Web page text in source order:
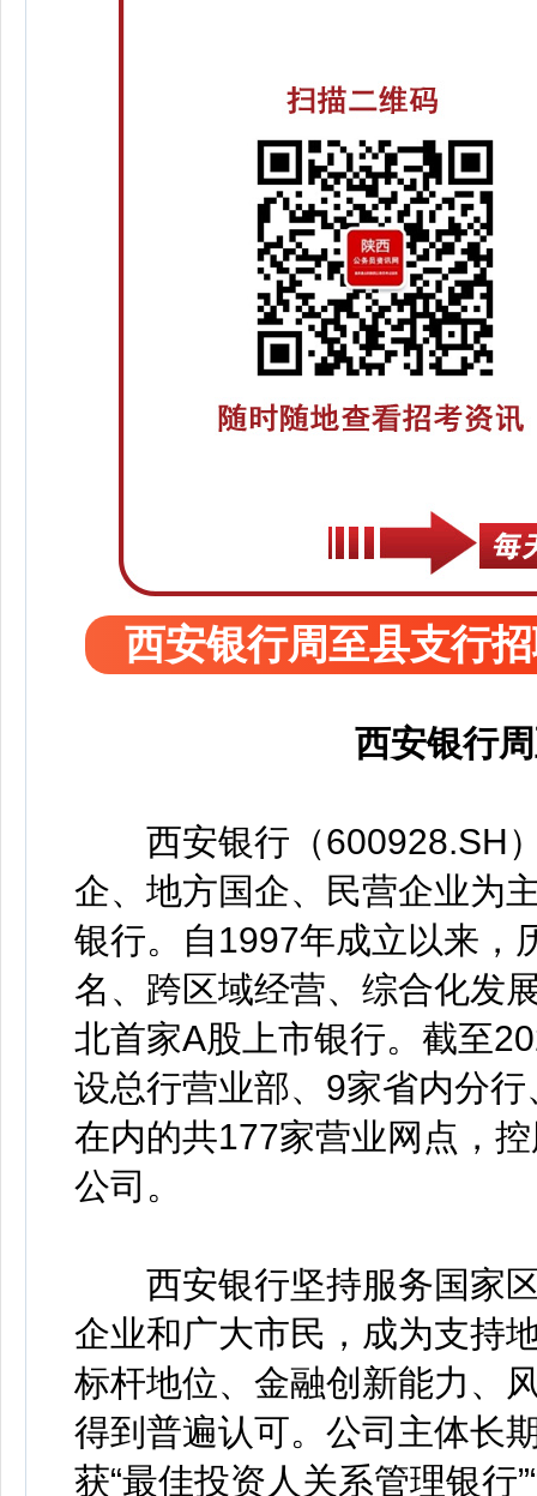
西安银行周至县支行
西安银行
西安银行（600928.SH）
企、地方国企、民营企业为
银行。自1997年成立以来，
名、跨区域经营、综合化发
北首家A股上市银行。截至
设总行营业部、9家省内分
在内的共177家营业网点，
公司。
西安银行坚持服务国家区
企业和广大市民，成为支持
标杆地位、金融创新能力、
得到普遍认可。公司主体长
获“最佳投资人关系管理银行